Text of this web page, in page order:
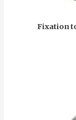
Fixation